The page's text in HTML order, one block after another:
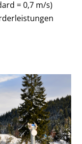
= 0,7 m/s)